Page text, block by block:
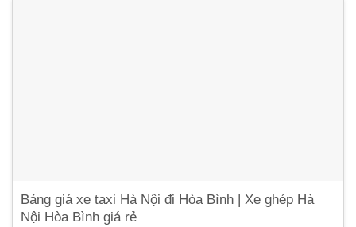
Bảng giá xe taxi Hà Nội đi Hòa Bình | Xe ghép Hà
Nội Hòa Bình giá rẻ